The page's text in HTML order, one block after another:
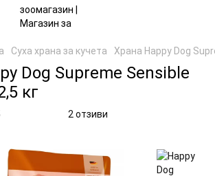
Суха храна за кучета Храна Happy Dog
Dog Supreme Sensible
кг
2 отзиви